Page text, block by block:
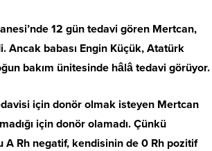
12 gün tedavi gören Mertcan,
Ancak babası Engin Küçük, Atatürk
bakım ünitesinde hâlâ tedavi görüyor.
için donör olmak isteyen Mertcan
için donör olamadı. Çünkü
A Rh negatif, kendisinin de 0 Rh pozitif